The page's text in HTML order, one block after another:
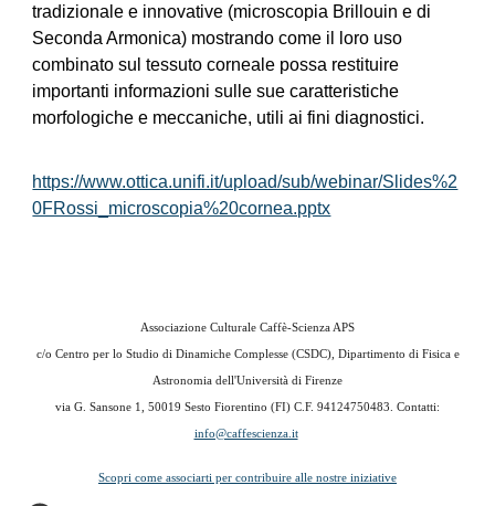
tradizionale e innovative (microscopia Brillouin e di
Seconda Armonica) mostrando come il loro uso
combinato sul tessuto corneale possa restituire
importanti informazioni sulle sue caratteristiche
morfologiche e meccaniche, utili ai fini diagnostici.
https://www.ottica.unifi.it/upload/sub/webinar/Slides%2
0FRossi_microscopia%20cornea.pptx
Associazione Culturale Caffè-Scienza APS
c/o Centro per lo Studio di Dinamiche Complesse (CSDC), Dipartimento di Fisica e
Astronomia dell'Università di Firenze
via G. Sansone 1, 50019 Sesto Fiorentino (FI) C.F. 94124750483 . Contatti:
info@caffescienza.it
Scopri come associarti per contribuire alle nostre iniziative